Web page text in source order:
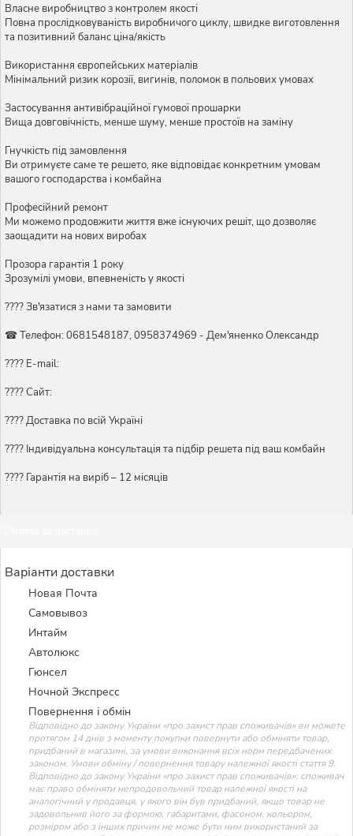
Власне виробництво з контролем якості
Повна прослідковуваність виробничого циклу, швидке виготовлення
та позитивний баланс ціна/якість
Використання європейських матеріалів
Мінімальний ризик корозії, вигинів, поломок в польових умовах
Застосування антивібраційної гумової прошарки
Вища довговічність, менше шуму, менше простоїв на заміну
Гнучкість під замовлення
Ви отримуєте саме те решето, яке відповідає конкретним умовам
вашого господарства і комбайна
Професійний ремонт
Ми можемо продовжити життя вже існуючих решіт, що дозволяє
заощадити на нових виробах
Прозора гарантія 1 року
Зрозумілі умови, впевненість у якості
???? Зв'язатися з нами та замовити
☎ Телефон: 0681548187, 0958374969 - Дем'яненко Олександр
???? E-mail:
???? Сайт:
???? Доставка по всій Україні
????️ Індивідуальна консультація та підбір решета під ваш комбайн
???? Гарантія на виріб – 12 місяців
Варіанти доставки
Новая Почта
Самовывоз
Интайм
Автолюкс
Гюнсел
Ночной Экспресс
Повернення і обмін
Відповідно до закону України «про захист прав споживачів» ви можете
протягом 14 днів з моменту покупки повернути або обміняти товар,
придбаний в магазині, за умови виконання всіх норм передбачених
законом. Умови обміну / повернення товару належної якості стаття 9.
Відповідно до закону України «про захист прав споживачів»: споживач
має право обміняти непродовольчий товар належної якості на
аналогічний у продавця, у якого він був придбаний, якщо товар не
задовольнив його за формою, габаритами, фасоном, кольором,
розміром або з інших причин не може бути ним використаний за